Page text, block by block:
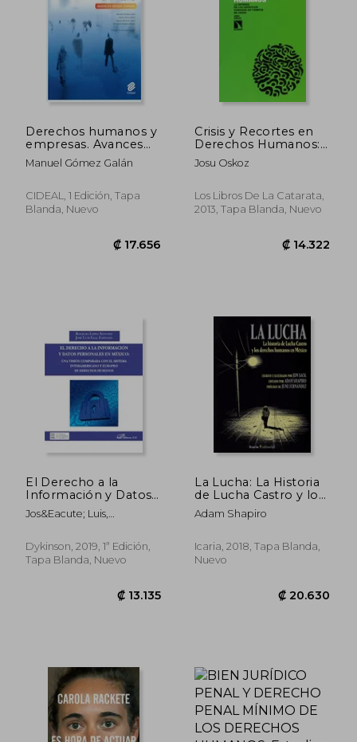
₡ 17.082 ₡
Derechos humanos y
empresas. Avances
desde España
Manuel Gómez Galán
CIDEAL, 1 Edición, Tapa
Blanda, Nuevo
₡ 17.656
Crisis y Recortes en
Derechos Humanos:
La Defensa de los
Derechos Humanos
Josu Oskoz
Los Libros De La Catarata,
2013, Tapa Blanda, Nuevo
₡
El Derecho a la
Información y Datos
Personales en
México: Una Visión
Sistema
Interamericano y
Jos&Eacute; Luis,
S&Aacute;Nchez, Rogelio
Leal Espinoza
Dykinson, 2019, 1ª Edición,
Tapa Blanda, Nuevo
La Lucha: La Historia
de Lucha Castro y los
Derechos Humanos
en México
Adam Shapiro
Icaria, 2018, Tapa Blanda,
Nuevo